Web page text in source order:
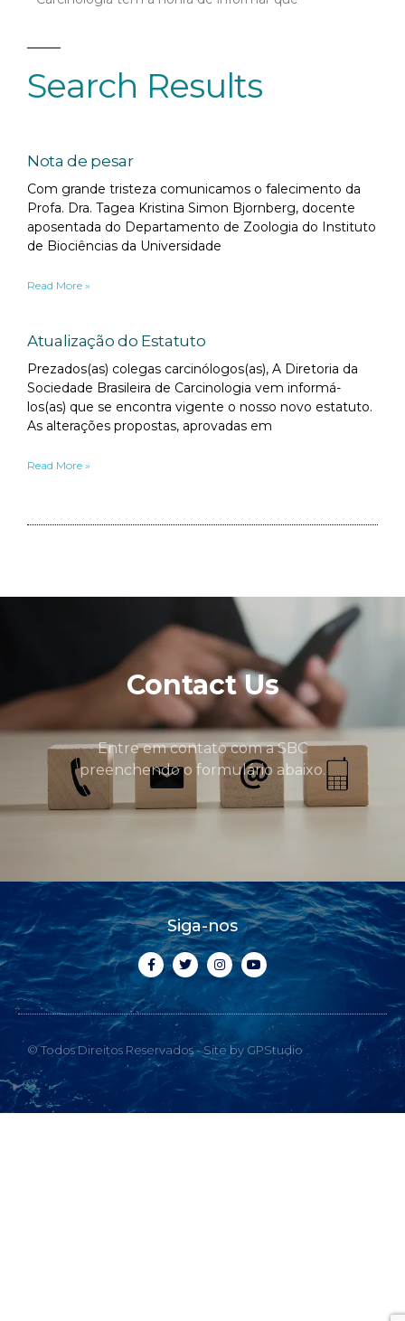
Search Results
Nota de pesar
Com grande tristeza comunicamos o falecimento da
Profa. Dra. Tagea Kristina Simon Bjornberg, docente
aposentada do Departamento de Zoologia do Instituto
de Biociências da Universidade
Read More »
Atualização do Estatuto
Prezados(as) colegas carcinólogos(as), A Diretoria da
Sociedade Brasileira de Carcinologia vem informá-
los(as) que se encontra vigente o nosso novo estatuto.
As alterações propostas, aprovadas em
Read More »
Contact Us
Entre em contato com a SBC
preenchendo o formulário abaixo.
Siga-nos
© Todos Direitos Reservados - Site by GPStudio